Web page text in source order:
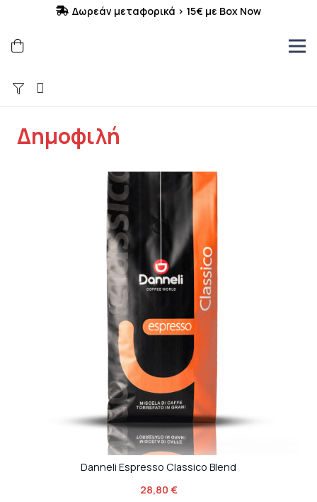
Δωρεάν μεταφορικά > 15€ με Box Now
Δημοφιλή
Danneli Espresso Classico Blend
28,80 €